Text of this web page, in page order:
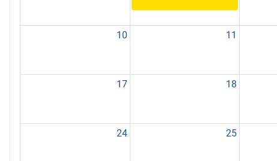
10 11
17 18
24 25